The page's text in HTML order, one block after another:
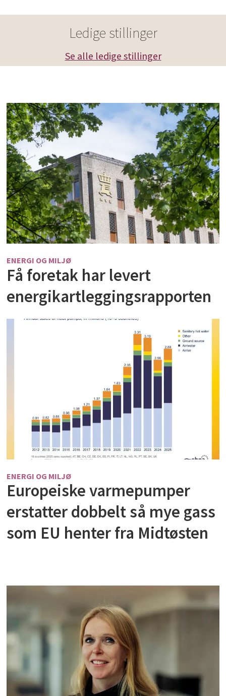
varmegjenbruksprosjekter.
Det har to uavhengige strømforsyninger.
CTS Nordics er hovedentreprenør for
Fullt utbygd vil dette være Norges største
datasenter.
Antall ansatte ved full utbygging skal bli
350 årsverk
Kilde: Green Mountain
Ledige stillinger
Se alle ledige stillinger
ENERGI OG MILJØ
Få foretak har levert
energikartleggingsrapporten
ENERGI OG MILJØ
Europeiske varmepumper
erstatter dobbelt så mye gass
som EU henter fra Midtøsten